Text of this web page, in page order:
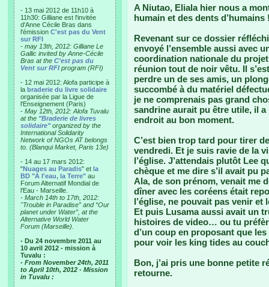
- 13 mai 2012 de 11h10 à
11h30: Gilliane est l'invitée
d'Anne Cécile Bras dans
l'émission C'est pas du Vent
sur RFI
- may 13th, 2012: Gilliane Le
Gallic invited by Anne-Cécile
Bras at the C'est pas du
Vent sur RFI program (RFI)
- 12 mai 2012: Alofa participe à
la braderie du livre solidaire
organisée par la Ligue de
l'Enseignement (Paris)
- May 12th, 2012: Alofa Tuvalu
at the "Braderie de livres
solidaire"organized by the
International Solidarity
Network of NGOs AT belongs
to. (Blanqui Market, Paris 13e)
- 14 au 17 mars 2012:
"Nuages au Paradis" et la
BD "A l'eau, la Terre" au
Forum Alternatif Mondial de
l'Eau - Marseille.
- March 14th to 17th, 2012:
"Trouble in Paradise” and “Our
planet under Water”, at the
Alternative World Water
Forum (Marseille).
- Du 24 novembre 2011 au
10 avril 2012 - mission à
Tuvalu :
- From November 24th, 2011
to April 10th, 2012 - Mission
in Tuvalu :
A Niutao, Eliala hier nous a
humain et des dents
Revenant sur ce dossier
envoyé l’ensemble aussi avec
coordination nationale du
réunion tout de noir vêtu. Il
perdre un de ses amis, un
succombé à du matériel
je ne comprenais pas grand
sandrine aurait pu être utile, il
endroit au bon moment.
C’est bien trop tard pour tirer
vendredi. Et je suis ravie de la
l’église. J’attendais plutôt Lee
chèque et me dire s’il avait pu
Ala, de son prénom, venait me
dîner avec les coréens était
l’église, ne pouvait pas venir et
Et puis Lusama aussi avait un
histoires de video… ou tu
d’un coup en proposant que
pour voir les king tides au
Bon, j’ai pris une bonne petite
retourne.